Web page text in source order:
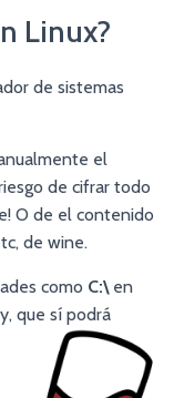
Linux?
de sistemas
el
de cifrar todo
O de el contenido
de wine.
como C:\en
que sí podrá